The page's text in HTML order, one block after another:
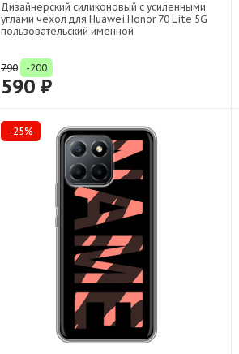
Дизайнерский силиконовый с усиленными
углами чехол для Huawei Honor 70 Lite 5G
пользовательский именной
790 -200
590 ₽
-25%